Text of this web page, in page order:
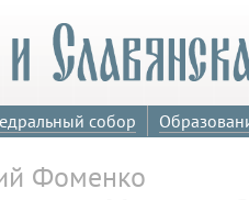
собор
Фоменко